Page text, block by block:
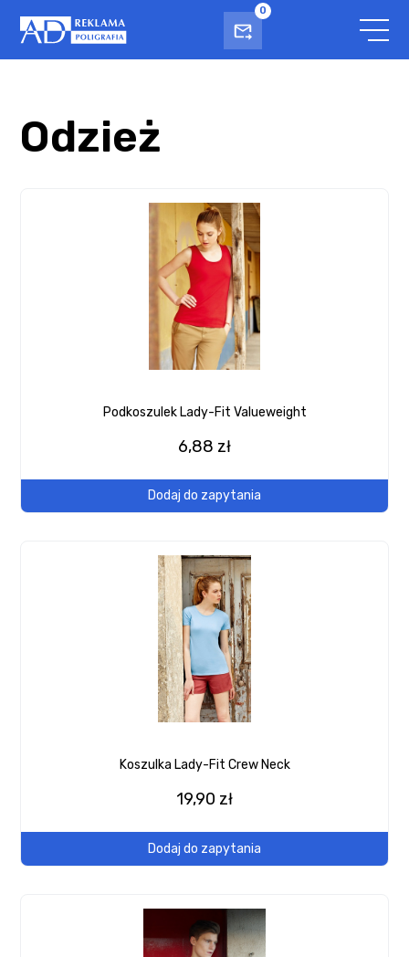
0
Odzież
Podkoszulek Lady-Fit Valueweight
6,88 zł
Dodaj do zapytania
Koszulka Lady-Fit Crew Neck
19,90 zł
Dodaj do zapytania